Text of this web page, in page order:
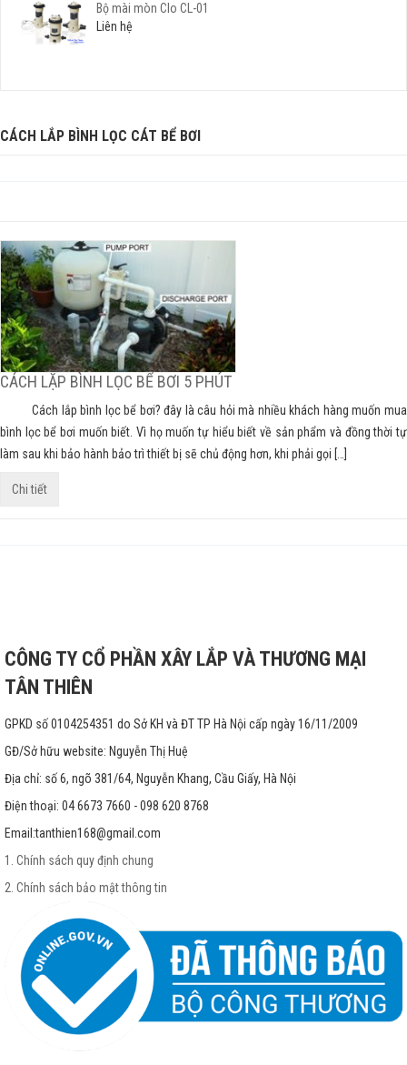
Bộ mài mòn Clo CL-01
Liên hệ
CÁCH LẮP BÌNH LỌC CÁT BỂ BƠI
CÁCH LẶP BÌNH LỌC BỂ BƠI 5 PHÚT
Cách lắp bình lọc bể bơi? đây là câu hỏi mà nhiều khách hàng muốn mua
bình lọc bể bơi muốn biết. Vì họ muốn tự hiểu biết về sản phẩm và đồng thời tự
làm sau khi bảo hành bảo trì thiết bị sẽ chủ động hơn, khi phải gọi […]
Chi tiết
CÔNG TY CỔ PHẦN XÂY LẮP VÀ THƯƠNG MẠI
TÂN THIÊN
GPKD số 0104254351 do Sở KH và ĐT TP Hà Nội cấp ngày 16/11/2009
GĐ/Sở hữu website: Nguyễn Thị Huệ
Địa chỉ: số 6, ngõ 381/64, Nguyễn Khang, Cầu Giấy, Hà Nội
Điện thoại: 04 6673 7660 - 098 620 8768
Email:tanthien168@gmail.com
1. Chính sách quy định chung
2. Chính sách bảo mật thông tin